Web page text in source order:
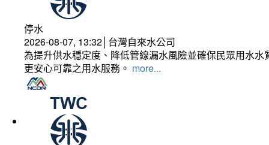
停水
2026-08-07, 13:32│台灣自來水公司
為提升供水穩定度、降低管線漏水風險並確保民眾用水
更安心可靠之用水服務。 more...